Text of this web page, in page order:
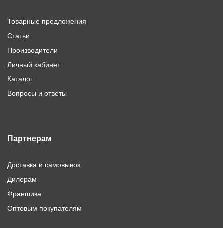
Товарные предложения
Статьи
Производители
Личный кабинет
Каталог
Вопросы и ответы
Партнерам
Доставка и самовывоз
Дилерам
Франшиза
Оптовым покупателям